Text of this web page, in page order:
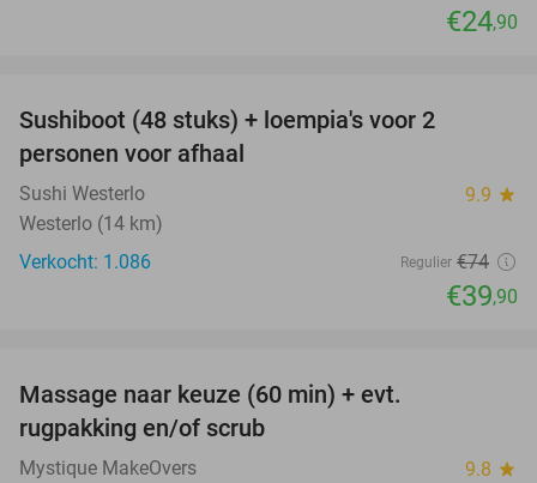
€24,90
Sushiboot (48 stuks) + loempia's voor 2
personen voor afhaal
Sushi Westerlo 9.9 star
Westerlo (14 km)
Verkocht: 1.086
Regulier €74
€39,90
Massage naar keuze (60 min) + evt.
rugpakking en/of scrub
Mystique MakeOvers 9.8 star